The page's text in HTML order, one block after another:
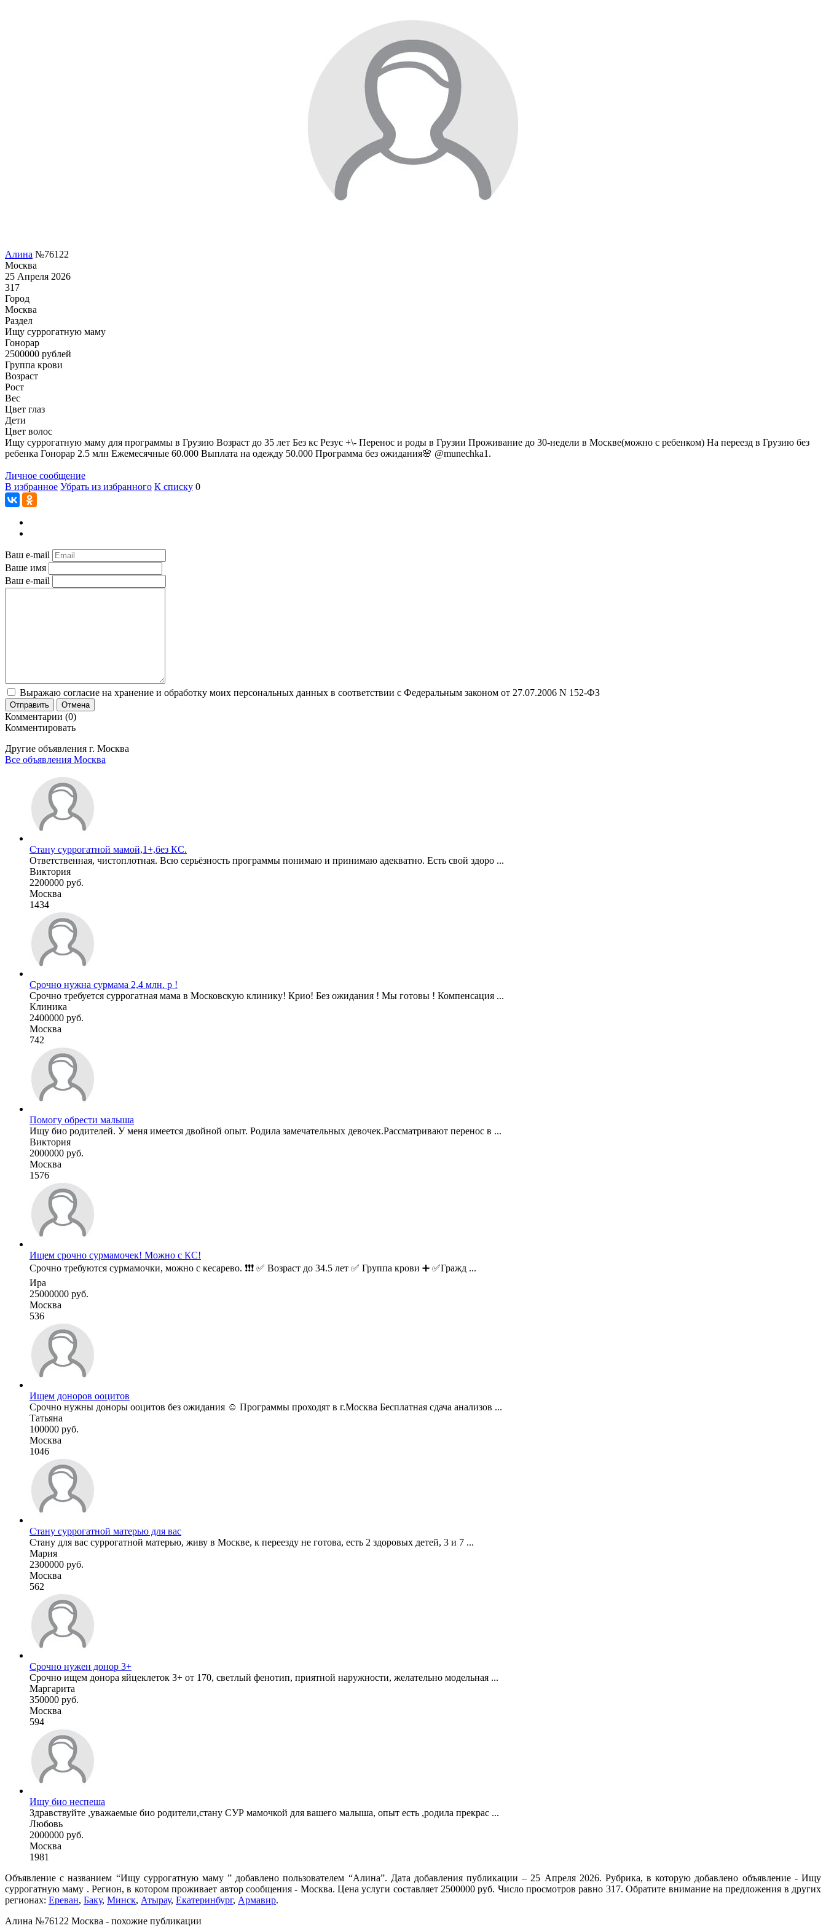
Алина №76122
Москва
25 Апреля 2026
317
Город
Москва
Раздел
Ищу суррогатную маму
Гонoрар
2500000 рублей
Группа крови
Возраст
Рост
Вес
Цвет глаз
Дети
Цвет волос
Ищу суррогатную маму для программы в Грузию Возраст до 35 лет Без кс Резус +\- Перенос и роды в Грузии Проживание до 30-недели в Москве(можно с ребенком) На переезд в Грузию без
ребенка Гонорар 2.5 млн Ежемесячные 60.000 Выплата на одежду 50.000 Программа без ожидания🌸 @munechka1.
Личное сообщение
В избранное Убрать из избранного К списку 0
Ваш e-mail
Ваше имя
Ваш e-mail
Выражаю согласие на хранение и обработку моих персональных данных в соответствии с Федеральным законом от 27.07.2006 N 152-ФЗ
Отправить Отмена
Комментарии (0)
Комментировать
Другие объявления г. Москва
Все объявления Москва
Стану суррогатной мамой,1+,без КС.
Ответственная, чистоплотная. Всю серьёзность программы понимаю и принимаю адекватно. Есть свой здоро ...
Виктория
2200000 руб.
Москва
1434
Срочно нужна сурмама 2,4 млн. р !
Срочно требуется суррогатная мама в Московскую клинику! Крио! Без ожидания ! Мы готовы ! Компенсация ...
Клиника
2400000 руб.
Москва
742
Помогу обрести малыша
Ищу био родителей. У меня имеется двойной опыт. Родила замечательных девочек.Рассматривают перенос в ...
Виктория
2000000 руб.
Москва
1576
Ищем срочно сурмамочек! Можно с КС!
Срочно требуются сурмамочки, можно с кесарево. ❗❗❗ ✅ Возраст до 34.5 лет ✅ Группа крови ➕ ✅Гражд ...
Ира
25000000 руб.
Москва
536
Ищем доноров ооцитов
Срочно нужны доноры ооцитов без ожидания ☺️ Программы проходят в г.Москва Бесплатная сдача анализов ...
Татьяна
100000 руб.
Москва
1046
Стану суррогатной матерью для вас
Стану для вас суррогатной матерью, живу в Москве, к переезду не готова, есть 2 здоровых детей, 3 и 7 ...
Мария
2300000 руб.
Москва
562
Срочно нужен донор 3+
Срочно ищем донора яйцеклеток 3+ от 170, светлый фенотип, приятной наружности, желательно модельная ...
Маргарита
350000 руб.
Москва
594
Ищу био неспеша
Здравствуйте ,уважаемые био родители,стану СУР мамочкой для вашего малыша, опыт есть ,родила прекрас ...
Любовь
2000000 руб.
Москва
1981
Объявление с названием “Ищу суррогатную маму ” добавлено пользователем “Алина”. Дата добавления публикации – 25 Апреля 2026. Рубрика, в которую добавлено объявление - Ищу
суррогатную маму . Регион, в котором проживает автор сообщения - Москва. Цена услуги составляет 2500000 руб. Число просмотров равно 317. Обратите внимание на предложения в других
регионах: Ереван, Баку, Минск, Атырау, Екатеринбург, Армавир.
Алина №76122 Москва - похожие публикации